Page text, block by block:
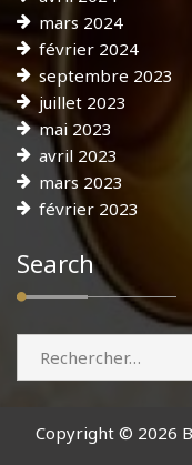
mars 2024
février 2024
septembre 2023
juillet 2023
mai 2023
avril 2023
mars 2023
février 2023
Search
Copyright © 2026